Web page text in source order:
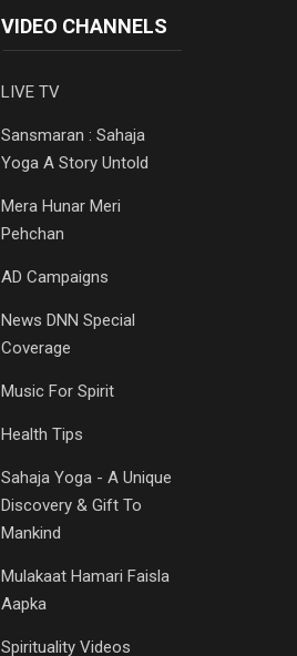
VIDEO CHANNELS
LIVE TV
Sansmaran : Sahaja
Yoga A Story Untold
Mera Hunar Meri
Pehchan
AD Campaigns
News DNN Special
Coverage
Music For Spirit
Health Tips
Sahaja Yoga - A Unique
Discovery & Gift To
Mankind
Mulakaat Hamari Faisla
Aapka
Spirituality Videos